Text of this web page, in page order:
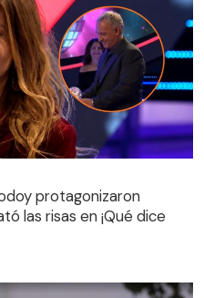
las risas en ¡Qué dice
protagonizaron
las risas en ¡Qué dice